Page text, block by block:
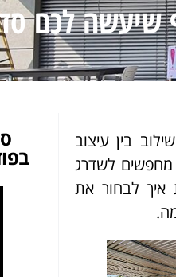
שיעשה לכם
בין עיצוב
לשדרג
איך לבחור את